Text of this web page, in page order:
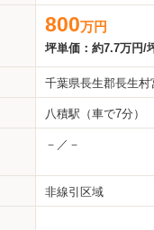
800万円
坪単価： 約7.7万円/
千葉県長生郡長生村
八積駅（車で7分）
－／－
非線引区域